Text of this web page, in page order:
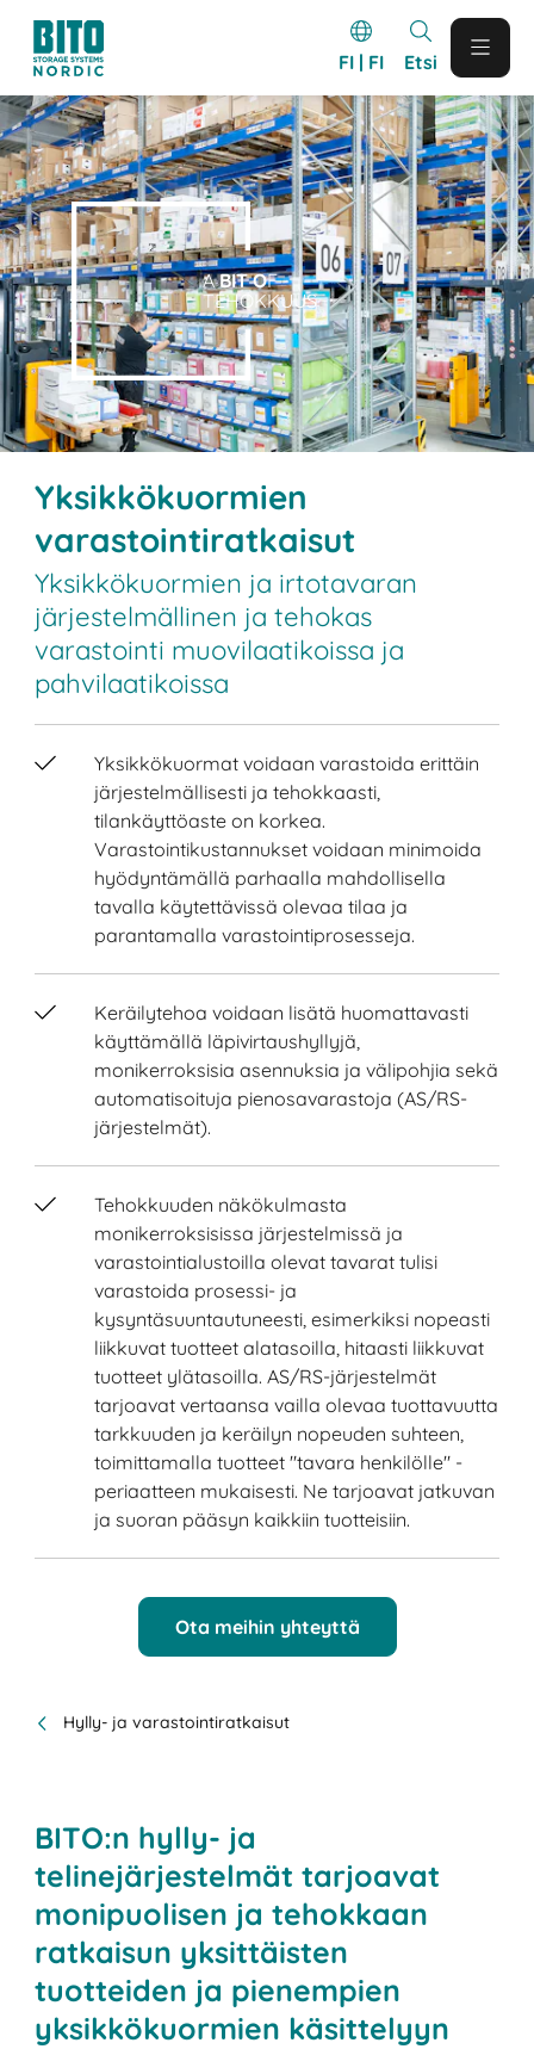
FI | FI Etsi
ABIT OF
TEHOKKUUS
Yksikkökuormien
varastointiratkaisut
Yksikkökuormien ja irtotavaran
järjestelmällinen ja tehokas
varastointi muovilaatikoissa ja
pahvilaatikoissa
Yksikkökuormat voidaan varastoida erittäin
järjestelmällisesti ja tehokkaasti,
tilankäyttöaste on korkea.
Varastointikustannukset voidaan minimoida
hyödyntämällä parhaalla mahdollisella
tavalla käytettävissä olevaa tilaa ja
parantamalla varastointiprosesseja.
Keräilytehoa voidaan lisätä huomattavasti
käyttämällä läpivirtaushyllyjä,
monikerroksisia asennuksia ja välipohjia sekä
automatisoituja pienosavarastoja (AS/RS-
järjestelmät).
Tehokkuuden näkökulmasta
monikerroksisissa järjestelmissä ja
varastointialustoilla olevat tavarat tulisi
varastoida prosessi- ja
kysyntäsuuntautuneesti, esimerkiksi nopeasti
liikkuvat tuotteet alatasoilla, hitaasti liikkuvat
tuotteet ylätasoilla. AS/RS-järjestelmät
tarjoavat vertaansa vailla olevaa tuottavuutta
tarkkuuden ja keräilyn nopeuden suhteen,
toimittamalla tuotteet "tavara henkilölle" -
periaatteen mukaisesti. Ne tarjoavat jatkuvan
ja suoran pääsyn kaikkiin tuotteisiin.
Ota meihin yhteyttä
Hylly- ja varastointiratkaisut
BITO:n hylly- ja
telinejärjestelmät tarjoavat
monipuolisen ja tehokkaan
ratkaisun yksittäisten
tuotteiden ja pienempien
yksikkökuormien käsittelyyn